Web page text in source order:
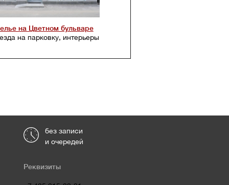
на Цветном бульваре
на парковку, интерьеры
без записи
и очередей
Реквизиты